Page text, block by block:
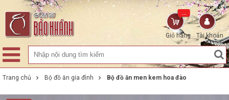
Tài khoản
Giỏ hàng
...
Trang chủ Bộ đồ ăn gia đình Bộ đồ ăn men kem hoa đào